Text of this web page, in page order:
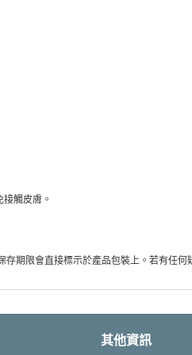
觸皮膚。
期限會直接標示於產品包裝上。若有任何
其他資訊